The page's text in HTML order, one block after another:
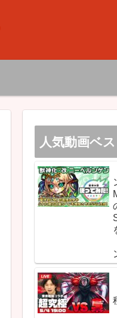
人気動画ベ